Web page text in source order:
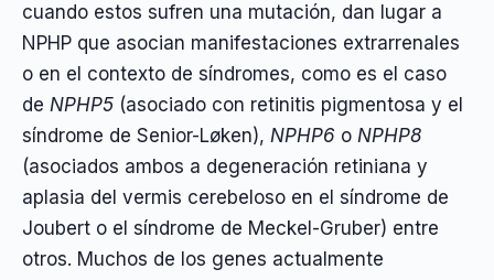
cuando estos sufren una mutación, dan lugar a
NPHP que asocian manifestaciones extrarrenales
o en el contexto de síndromes, como es el caso
de NPHP5 (asociado con retinitis pigmentosa y el
síndrome de Senior-Løken), NPHP6 o NPHP8
(asociados ambos a degeneración retiniana y
aplasia del vermis cerebeloso en el síndrome de
Joubert o el síndrome de Meckel-Gruber) entre
otros. Muchos de los genes actualmente